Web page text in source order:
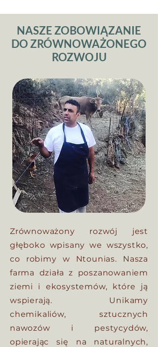
NASZE ZOBOWIĄZANIE
DO ZRÓWNOWAŻONEGO
ROZWOJU
Zrównoważony rozwój jest
głęboko wpisany we wszystko,
co robimy w Ntounias. Nasza
farma działa z poszanowaniem
ziemi i ekosystemów, które ją
wspierają. Unikamy
chemikaliów, sztucznych
nawozów i pestycydów,
opierając się na naturalnych,